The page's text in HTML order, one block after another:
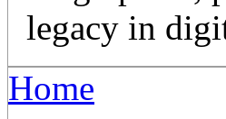
legacy in
Home